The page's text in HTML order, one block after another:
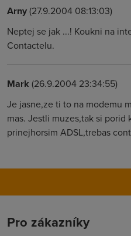
Arny(27.9.2004 08:13:03)
Neptej se jak ...! Koukni na
Contactelu.
Mark (26.9.2004 23:34:55)
Je jasne,ze ti to na modemu
mas. Jestli muzes,tak si porid
prinejhorsim ADSL,trebas
Pro zákazníky